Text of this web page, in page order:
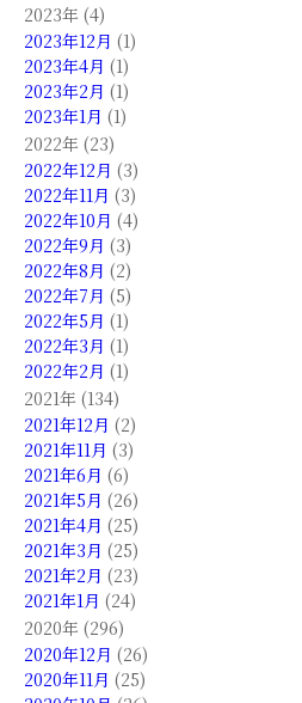
2023年 (4)
2023年12月 (1)
2023年4月 (1)
2023年2月 (1)
2023年1月 (1)
2022年 (23)
2022年12月 (3)
2022年11月 (3)
2022年10月 (4)
2022年9月 (3)
2022年8月 (2)
2022年7月 (5)
2022年5月 (1)
2022年3月 (1)
2022年2月 (1)
2021年 (134)
2021年12月 (2)
2021年11月 (3)
2021年6月 (6)
2021年5月 (26)
2021年4月 (25)
2021年3月 (25)
2021年2月 (23)
2021年1月 (24)
2020年 (296)
2020年12月 (26)
2020年11月 (25)